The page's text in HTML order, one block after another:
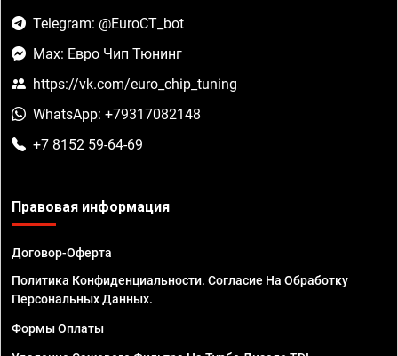
Telegram: @EuroCT_bot
Max: Евро Чип Тюнинг
https://vk.com/euro_chip_tuning
WhatsApp: +79317082148
+7 8152 59-64-69
Правовая информация
Договор-Оферта
Политика Конфиденциальности. Согласие На Обработку
Персональных Данных.
Формы Оплаты